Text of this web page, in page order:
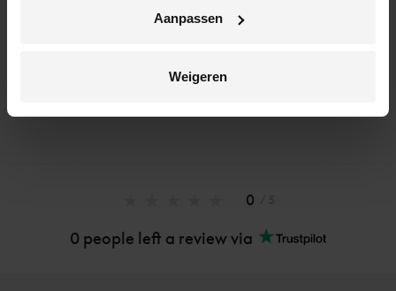
Aanpassen
Weigeren
0
0 people left a review via